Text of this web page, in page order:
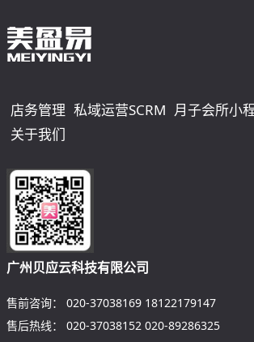
店务管理 私域运营SCRM 月子会所小
关于我们
广州贝应云科技有限公司
售前咨询： 020-37038169 18122179147
售后热线：
020-37038152 020-89286325